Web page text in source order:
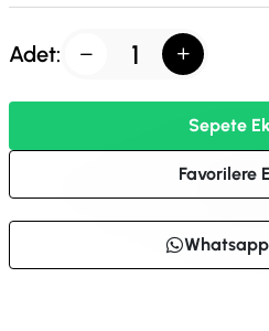
Adet:
Sepete
Favorilere